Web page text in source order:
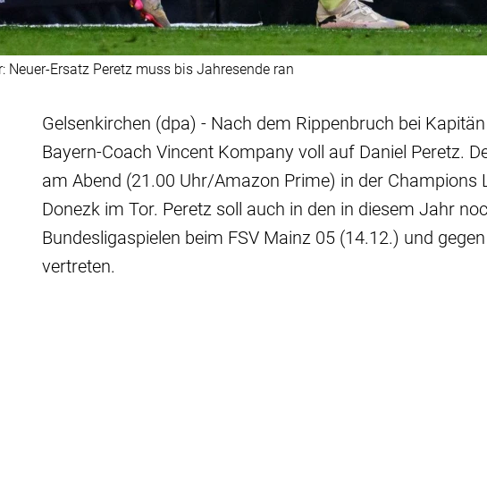
Neuer-Ersatz Peretz muss bis Jahresende ran
Gelsenkirchen (dpa) - Nach dem Rippenbruch bei
Bayern-Coach Vincent Kompany voll auf Daniel Peretz.
am Abend (21.00 Uhr/Amazon Prime) in der Champions
Donezk im Tor. Peretz soll auch in den in diesem Jahr
Bundesligaspielen beim FSV Mainz 05 (14.12.) und
vertreten.